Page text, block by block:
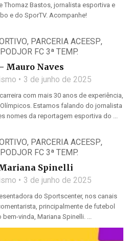
Thomaz Bastos, jornalista esportiva e
e do SporTV. Acompanhe!
, PARCERIA ACEESP,
PODJOR FC 3ª TEMP.
Mauro Naves
3 de junho de 2025
com mais 30 anos de experiência,
Estamos falando do jornalista
nomes da reportagem esportiva do ...
, PARCERIA ACEESP,
PODJOR FC 3ª TEMP.
Spinelli
3 de junho de 2025
do Sportscenter, nos canais
principalmente de futebol
vinda, Mariana Spinelli. ...